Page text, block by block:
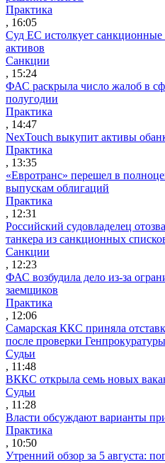
Практика
, 16:05
Суд ЕС истолкует
активов
Санкции
, 15:24
ФАС раскрыла число жалоб в
полугодии
Практика
, 14:47
NexTouch выкупит активы
Практика
, 13:35
«Евротранс» перешел в
выпускам облигаций
Практика
, 12:31
Российский судовладелец
танкера из санкционных
Санкции
, 12:23
ФАС возбудила дело из-за
заемщиков
Практика
, 12:06
Самарская ККС приняла
после проверки Генпрокуратуры
Судьи
, 11:48
ВККС открыла семь новых
Судьи
, 11:28
Власти обсуждают варианты
Практика
, 10:50
Утренний обзор за 5 августа: